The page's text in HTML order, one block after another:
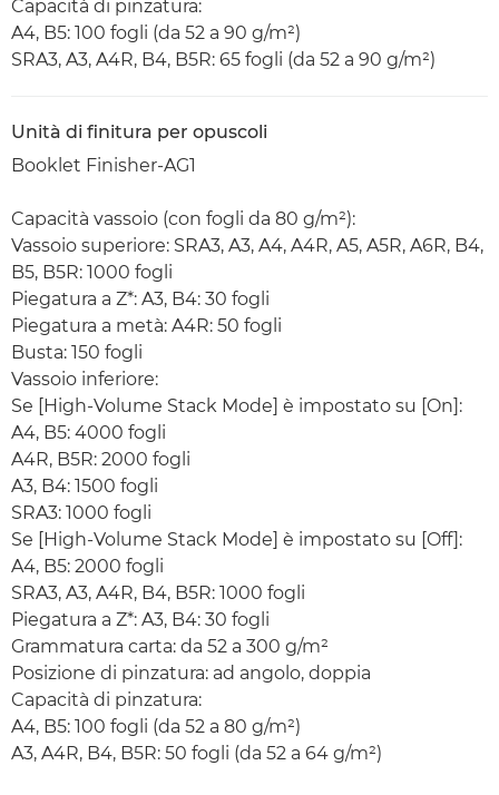
Capacità di pinzatura:
A4, B5: 100 fogli (da 52 a 90 g/m²)
SRA3, A3, A4R, B4, B5R: 65 fogli (da 52 a 90 g/m²)
Unità di finitura per opuscoli
Booklet Finisher-AG1
Capacità vassoio (con fogli da 80 g/m²):
Vassoio superiore: SRA3, A3, A4, A4R, A5, A5R, A6R, B4,
B5, B5R: 1000 fogli
Piegatura a Z*: A3, B4: 30 fogli
Piegatura a metà: A4R: 50 fogli
Busta: 150 fogli
Vassoio inferiore:
Se [High-Volume Stack Mode] è impostato su [On]:
A4, B5: 4000 fogli
A4R, B5R: 2000 fogli
A3, B4: 1500 fogli
SRA3: 1000 fogli
Se [High-Volume Stack Mode] è impostato su [Off]:
A4, B5: 2000 fogli
SRA3, A3, A4R, B4, B5R: 1000 fogli
Piegatura a Z*: A3, B4: 30 fogli
Grammatura carta: da 52 a 300 g/m²
Posizione di pinzatura: ad angolo, doppia
Capacità di pinzatura:
A4, B5: 100 fogli (da 52 a 80 g/m²)
A3, A4R, B4, B5R: 50 fogli (da 52 a 64 g/m²)